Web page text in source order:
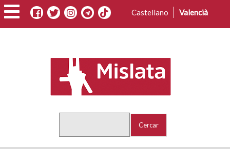
Vés
al
contingut
Castellano Valencià